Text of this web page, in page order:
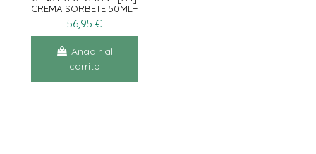
CREMA SORBETE 50ML+
SERUM UPGRADE 15ML
56,95 €
Añadir al
carrito